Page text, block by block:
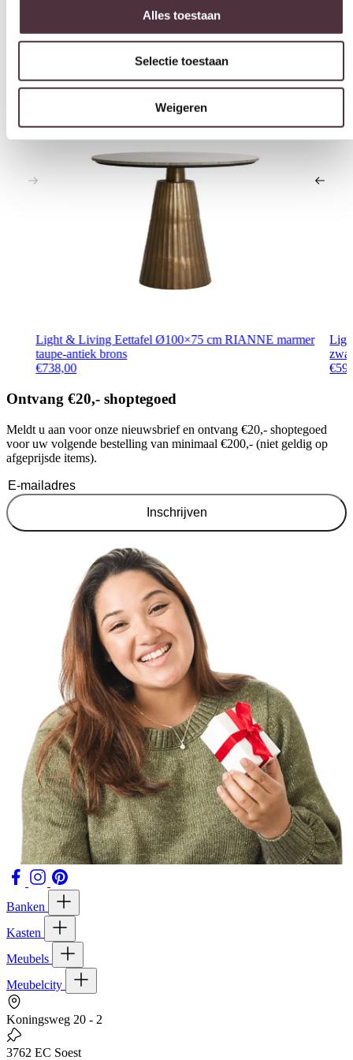
Weigeren
Interessant voor jou
Light & Living Eettafel Ø100×75 cm RIANNE marmer
taupe-antiek brons
€738,00
€
Ontvang €20,- shoptegoed
Meldt u aan voor onze nieuwsbrief en ontvang €20,- shoptegoed
voor uw volgende bestelling van minimaal €200,- (niet geldig op
afgeprijsde items).
Inschrijven
Banken
Kasten
Meubels
Meubelcity
Koningsweg 20 - 2
3762 EC Soest